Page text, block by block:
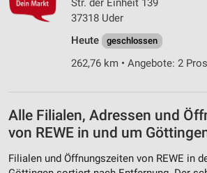
Str. der Einheit 139
37318 Uder
Heute
geschlossen
262,76 km • Angebote: 2
Alle Filialen, Adressen und
von REWE in und um
Filialen und Öffnungszeiten von REWE in
Werbung